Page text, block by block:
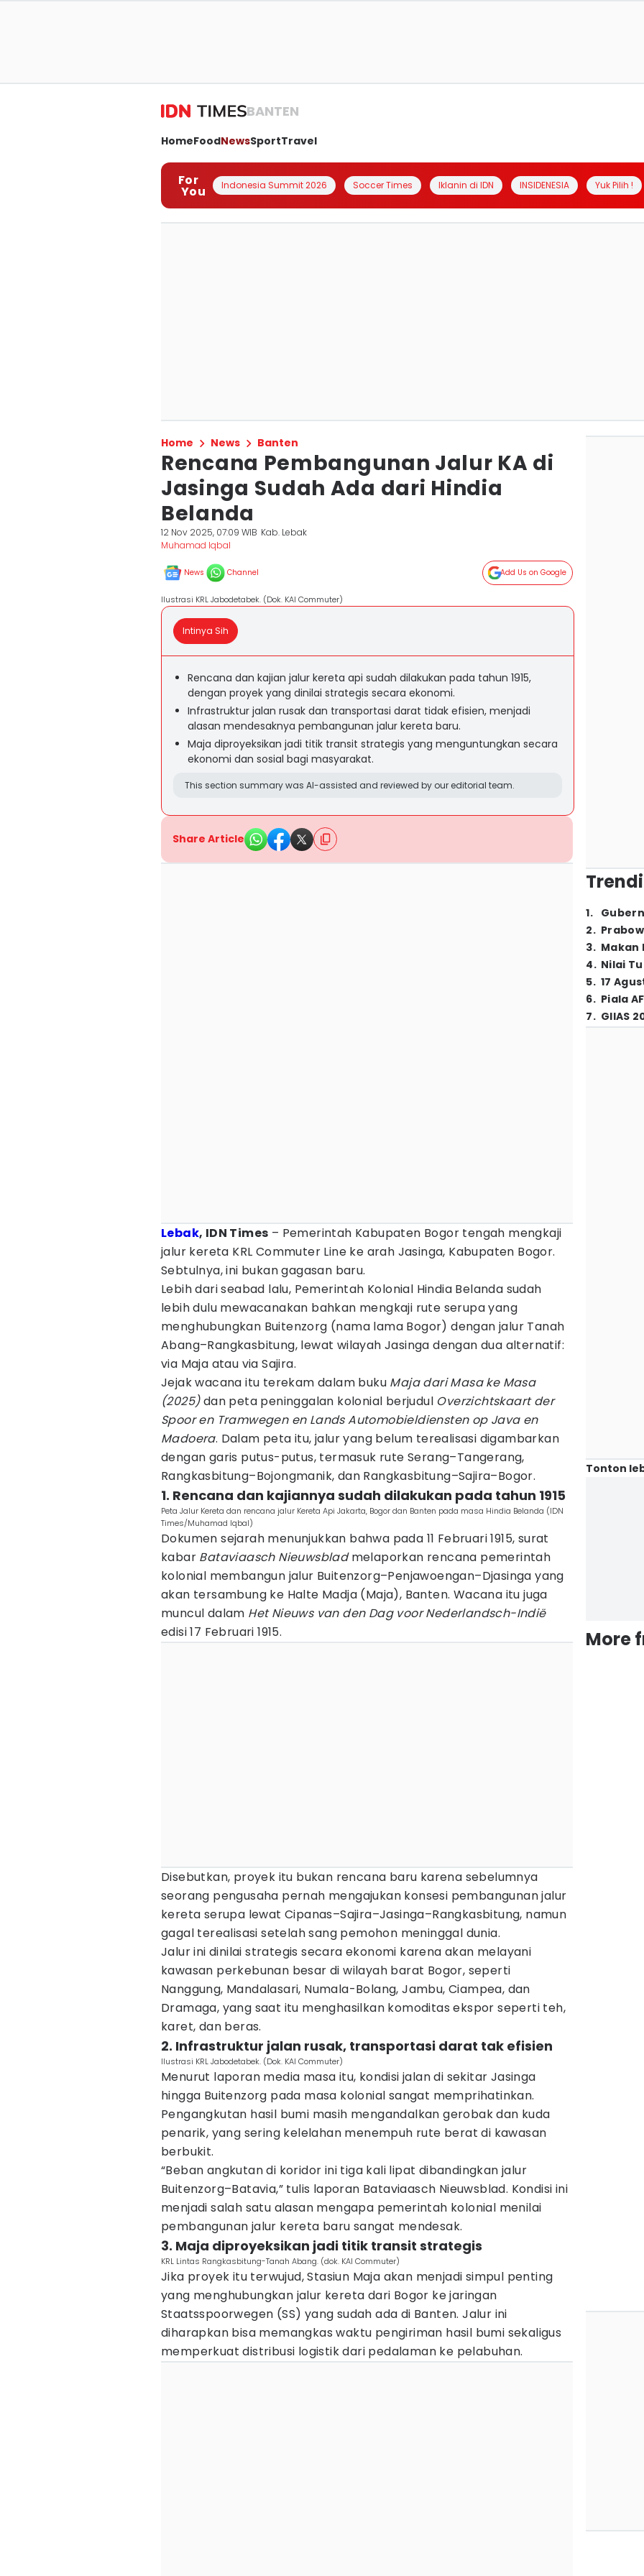
BANTEN
HomeFoodNewsSportTravel
For
You Indonesia Summit 2026 Soccer Times Iklanin di IDN INSIDENESIA Yuk Pilih !
Home News Banten
Rencana Pembangunan Jalur KA di
Jasinga Sudah Ada dari Hindia
Belanda
12 Nov 2025, 07:09 WIB Kab. Lebak
Muhamad Iqbal
News Channel Add Us on Google
Ilustrasi KRL Jabodetabek. (Dok. KAI Commuter)
Intinya Sih
Rencana dan kajian jalur kereta api sudah dilakukan pada tahun 1915,
dengan proyek yang dinilai strategis secara ekonomi.
Infrastruktur jalan rusak dan transportasi darat tidak efisien, menjadi
alasan mendesaknya pembangunan jalur kereta baru.
Maja diproyeksikan jadi titik transit strategis yang menguntungkan secara
ekonomi dan sosial bagi masyarakat.
This section summary was AI-assisted and reviewed by our editorial team.
Share Article
Lebak, IDN Times – Pemerintah Kabupaten Bogor tengah mengkaji
jalur kereta KRL Commuter Line ke arah Jasinga, Kabupaten Bogor.
Sebtulnya, ini bukan gagasan baru.
Lebih dari seabad lalu, Pemerintah Kolonial Hindia Belanda sudah
lebih dulu mewacanakan bahkan mengkaji rute serupa yang
menghubungkan Buitenzorg (nama lama Bogor) dengan jalur Tanah
Abang–Rangkasbitung, lewat wilayah Jasinga dengan dua alternatif:
via Maja atau via Sajira.
Jejak wacana itu terekam dalam buku Maja dari Masa ke Masa
(2025)dan peta peninggalan kolonial berjudul Overzichtskaart der
Spoor en Tramwegen en Lands Automobieldiensten op Java en
Madoera. Dalam peta itu, jalur yang belum terealisasi digambarkan
dengan garis putus-putus, termasuk rute Serang–Tangerang,
Rangkasbitung–Bojongmanik, dan Rangkasbitung–Sajira–Bogor.
1. Rencana dan kajiannya sudah dilakukan pada tahun 1915
Peta Jalur Kereta dan rencana jalur Kereta Api Jakarta, Bogor dan Banten pada masa Hindia Belanda (IDN
Times/Muhamad Iqbal)
Dokumen sejarah menunjukkan bahwa pada 11 Februari 1915, surat
kabar Bataviaasch Nieuwsbladmelaporkan rencana pemerintah
kolonial membangun jalur Buitenzorg–Penjawoengan–Djasinga yang
akan tersambung ke Halte Madja (Maja), Banten. Wacana itu juga
muncul dalam Het Nieuws van den Dag voor Nederlandsch-Indië
edisi 17 Februari 1915.
Disebutkan, proyek itu bukan rencana baru karena sebelumnya
seorang pengusaha pernah mengajukan konsesi pembangunan jalur
kereta serupa lewat Cipanas–Sajira–Jasinga–Rangkasbitung, namun
gagal terealisasi setelah sang pemohon meninggal dunia.
Jalur ini dinilai strategis secara ekonomi karena akan melayani
kawasan perkebunan besar di wilayah barat Bogor, seperti
Nanggung, Mandalasari, Numala-Bolang, Jambu, Ciampea, dan
Dramaga, yang saat itu menghasilkan komoditas ekspor seperti teh,
karet, dan beras.
2. Infrastruktur jalan rusak, transportasi darat tak efisien
Ilustrasi KRL Jabodetabek. (Dok. KAI Commuter)
Menurut laporan media masa itu, kondisi jalan di sekitar Jasinga
hingga Buitenzorg pada masa kolonial sangat memprihatinkan.
Pengangkutan hasil bumi masih mengandalkan gerobak dan kuda
penarik, yang sering kelelahan menempuh rute berat di kawasan
berbukit.
“Beban angkutan di koridor ini tiga kali lipat dibandingkan jalur
Buitenzorg–Batavia,” tulis laporan Bataviaasch Nieuwsblad. Kondisi ini
menjadi salah satu alasan mengapa pemerintah kolonial menilai
pembangunan jalur kereta baru sangat mendesak.
3. Maja diproyeksikan jadi titik transit strategis
KRL Lintas Rangkasbitung-Tanah Abang. (dok. KAI Commuter)
Jika proyek itu terwujud, Stasiun Maja akan menjadi simpul penting
yang menghubungkan jalur kereta dari Bogor ke jaringan
Staatsspoorwegen (SS) yang sudah ada di Banten. Jalur ini
diharapkan bisa memangkas waktu pengiriman hasil bumi sekaligus
memperkuat distribusi logistik dari pedalaman ke pelabuhan.
1.
2.
3. Makan
4. Nilai
5. 17
6. Piala
7. GIIAS
Tonton
More